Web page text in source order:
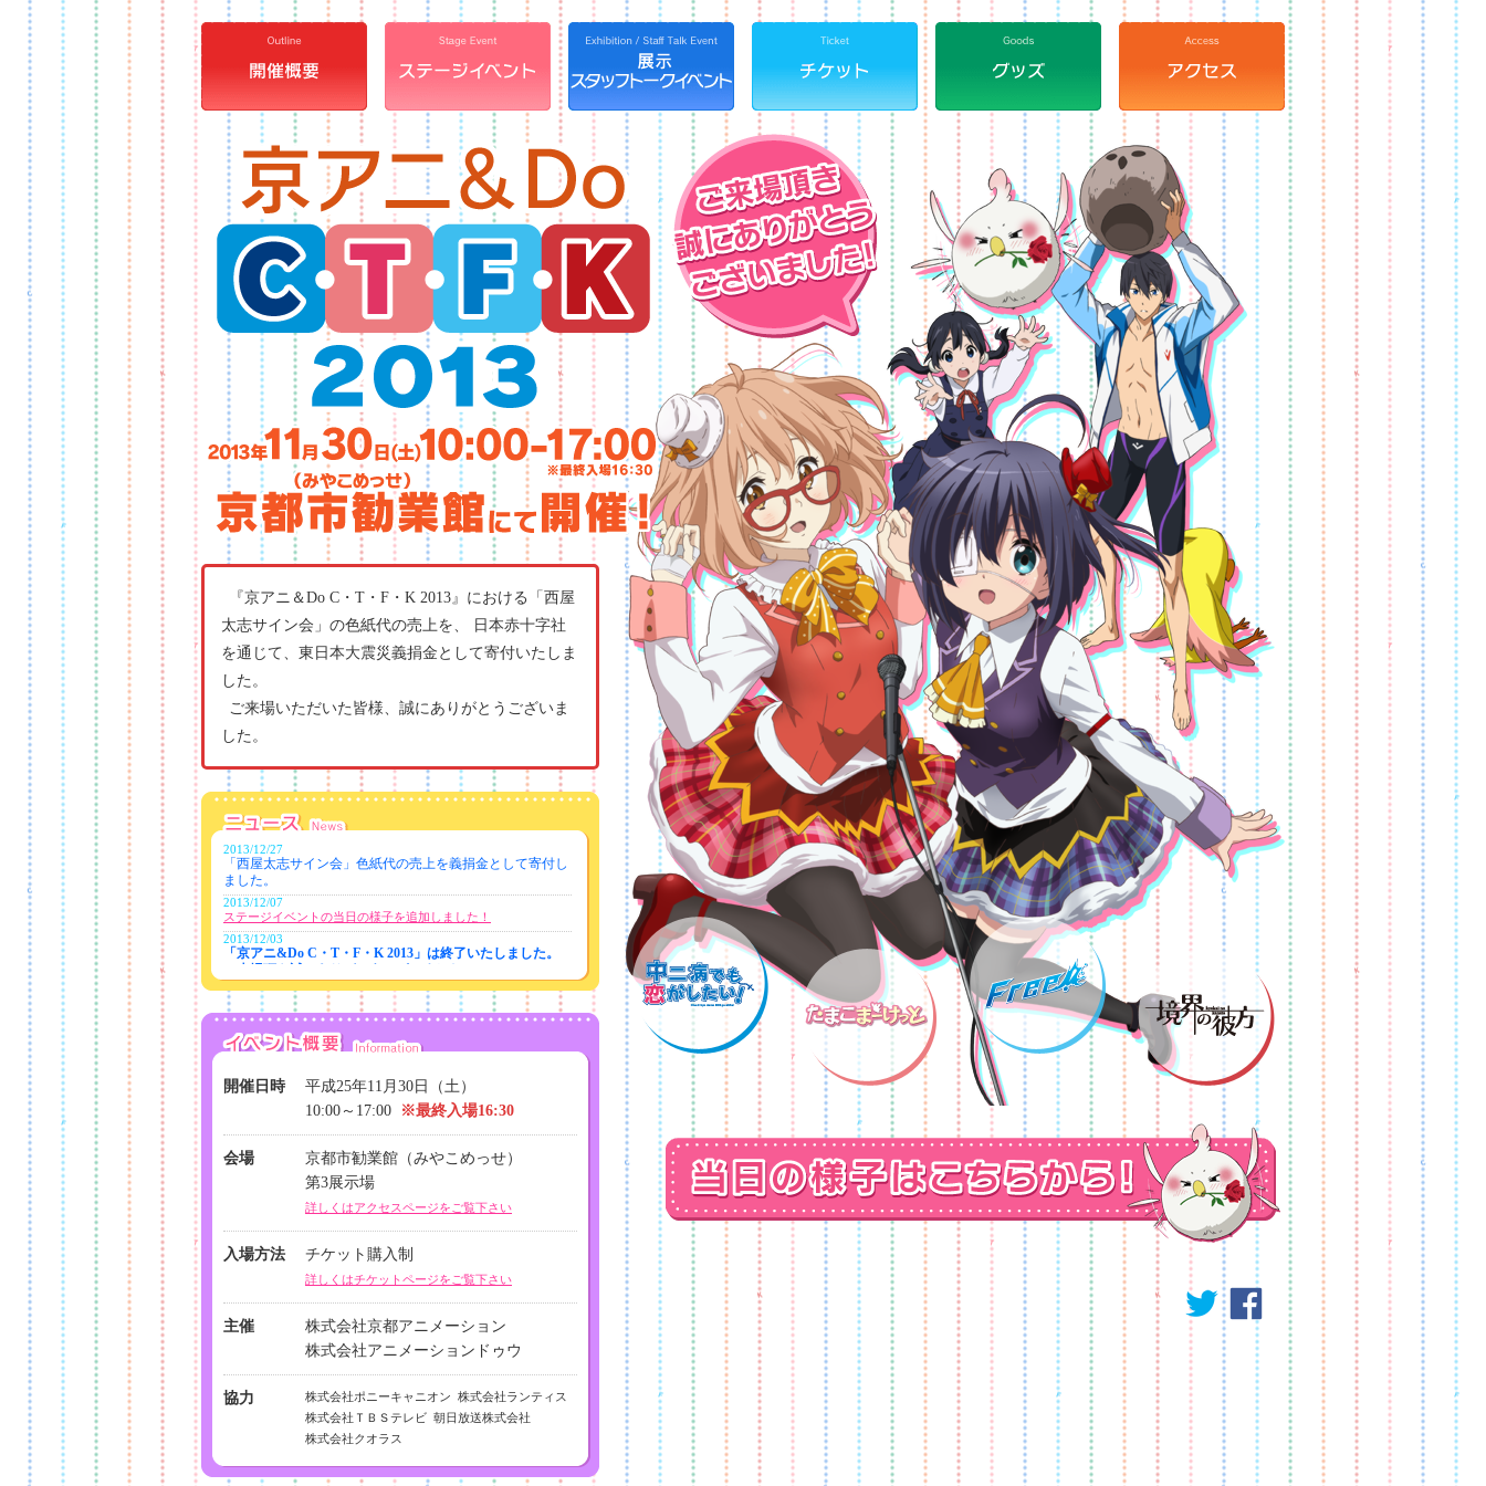
『京アニ＆Do C・T・F・K 2013』における「西屋
太志サイン会」の色紙代の売上を、 日本赤十字社
を通じて、東日本大震災義捐金として寄付いたしま
した。
ご来場いただいた皆様、誠にありがとうございま
した。
2013/12/27
「西屋太志サイン会」色紙代の売上を義捐金として寄付し
ました。
2013/12/07
ステージイベントの当日の様子を追加しました！
2013/12/03
「京アニ&Do C・T・F・K 2013」は終了いたしました。
2013/11/26
当日券の販売情報を更新しました！
2013/11/15
「第1回 監督対談!」は11:00～11:45分に行います。
「京アニショップ！実地店舗」でのチケット販売情報を更新し
場内マップを更新しました！
ご来場時の注意事項を追加しました。
11/9（土）18:00より、ステージイベント付き入場チケットの一
般販売を開始します！
2013/10/31
イベント記念グッズ情報を更新しました！
2013/10/24
ご来場時の注意事項を追加しました。
開催日時
平成25年11月30日（土）
10:00～17:00
※最終入場16:30
会場
京都市勧業館（みやこめっせ）
第3展示場
詳しくはアクセスページをご覧下さい
入場方法 チケット購入制
詳しくはチケットページをご覧下さい
主催
株式会社京都アニメーション
株式会社アニメーションドゥウ
協力
株式会社ポニーキャニオン 株式会社ランティス
株式会社ＴＢＳテレビ 朝日放送株式会社
株式会社クオラス